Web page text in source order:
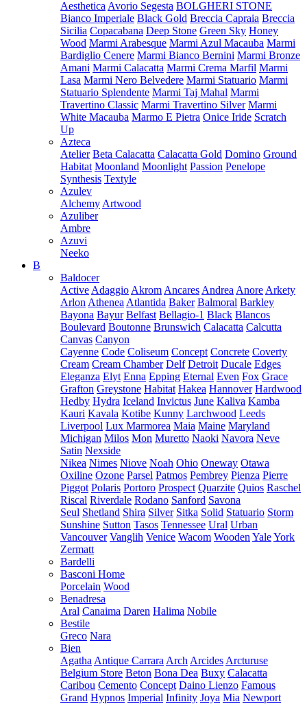
Aesthetica Avorio Segesta BOLGHERI STONE
Bianco Imperiale Black Gold Breccia Capraia Breccia
Sicilia Copacabana Deep Stone Green Sky Honey
Wood Marmi Arabesque Marmi Azul Macauba Marmi
Bardiglio Cenere Marmi Bianco Bernini Marmi Bronze
Amani Marmi Calacatta Marmi Crema Marfil Marmi
Lasa Marmi Nero Belvedere Marmi Statuario Marmi
Statuario Splendente Marmi Taj Mahal Marmi
Travertino Classic Marmi Travertino Silver Marmi
White Macauba Marmo E Pietra Onice Iride Scratch
Up
Azteca
Atelier Beta Calacatta Calacatta Gold Domino Ground
Habitat Moonland Moonlight Passion Penelope
Synthesis Textyle
Azulev
Alchemy Artwood
Azuliber
Ambre
Azuvi
Neeko
B
Baldocer
Active Adaggio Akrom Ancares Andrea Anore Arkety
Arlon Athenea Atlantida Baker Balmoral Barkley
Bayona Bayur Belfast Bellagio-1 Black Blancos
Boulevard Boutonne Brunswich Calacatta Calcutta
Canvas Canyon
Cayenne Code Coliseum Concept Concrete Coverty
Cream Cream Chamber Delf Detroit Ducale Edges
Eleganza Elyt Enna Epping Eternal Even Fox Grace
Grafton Greystone Habitat Hakea Hannover Hardwood
Hedby Hydra Iceland Invictus June Kaliva Kamba
Kauri Kavala Kotibe Kunny Larchwood Leeds
Liverpool Lux Marmorea Maia Maine Maryland
Michigan Milos Mon Muretto Naoki Navora Neve
Satin Nexside
Nikea Nimes Niove Noah Ohio Oneway Otawa
Oxiline Ozone Parsel Patmos Pembrey Pienza Pierre
Piggot Polaris Portoro Prospect Quarzite Quios Raschel
Riscal Riverdale Rodano Sanford Savona
Seul Shetland Shira Silver Sitka Solid Statuario Storm
Sunshine Sutton Tasos Tennessee Ural Urban
Vancouver Vanglih Venice Wacom Wooden YaleYork
Zermatt
Bardelli
Basconi Home
Porcelain Wood
Benadresa
Aral Canaima Daren Halima Nobile
Bestile
Greco Nara
Bien
Agatha Antique Carrara Arch Arcides Arcturuse
Belgium Store Beton Bona Dea Buxy Calacatta
Caribou Cemento Concept Daino Lienzo Famous
Grand Hypnos Imperial Infinity Joya Mia Newport